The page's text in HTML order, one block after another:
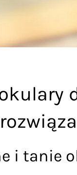
i tanie